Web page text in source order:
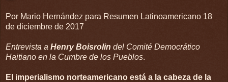
Por Mario Hernández para Resumen Latinoamericano 18
de diciembre de 2017
Entrevista a Henry Boisrolin del Comité Democrático
Haitiano en la Cumbre de los Pueblos.
El imperialismo norteamericano está a la cabeza de la